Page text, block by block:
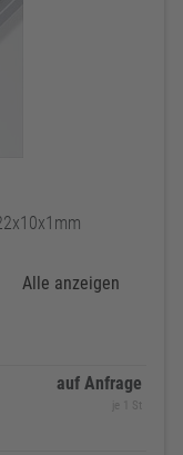
Alle anzeigen
auf Anfrage
je 1 St